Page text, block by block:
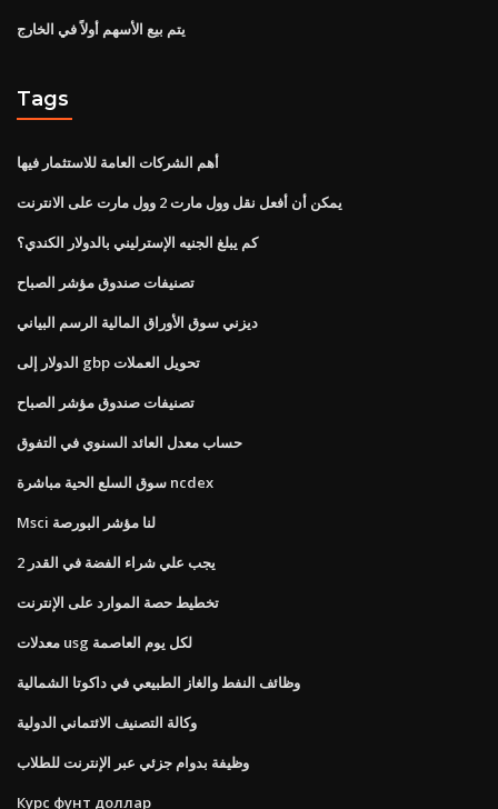
يتم بيع الأسهم أولاً في الخارج
Tags
أهم الشركات العامة للاستثمار فيها
يمكن أن أفعل نقل وول مارت 2 وول مارت على الانترنت
كم يبلغ الجنيه الإسترليني بالدولار الكندي؟
تصنيفات صندوق مؤشر الصباح
ديزني سوق الأوراق المالية الرسم البياني
الدولار إلى gbp تحويل العملات
تصنيفات صندوق مؤشر الصباح
حساب معدل العائد السنوي في التفوق
سوق السلع الحية مباشرة ncdex
Msci لنا مؤشر البورصة
يجب علي شراء الفضة في القدر 2
تخطيط حصة الموارد على الإنترنت
معدلات usg لكل يوم العاصمة
وظائف النفط والغاز الطبيعي في داكوتا الشمالية
وكالة التصنيف الائتماني الدولية
وظيفة بدوام جزئي عبر الإنترنت للطلاب
Курс фунт доллар